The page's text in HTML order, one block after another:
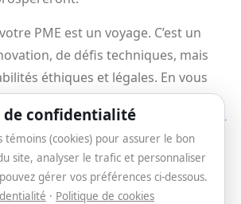
PME est un voyage. C’est un
de défis techniques, mais
éthiques et légales. En vous
de manière proactive, vous
vous protéger, mais aussi ouvrir
durable et pleine de sens. Le
nos mains. Ne le subissez pas,
de confidentialité
témoins (cookies) pour assurer le bon
site, analyser le trafic et personnaliser
gérer vos préférences ci-dessous.
· Politique de cookies